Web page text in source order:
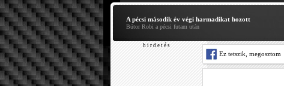
A pécsi második év végi harmadikat hozott
Bútor Robi a pécsi futam után
h i r d e t é s
Ez tetszik, megosztom